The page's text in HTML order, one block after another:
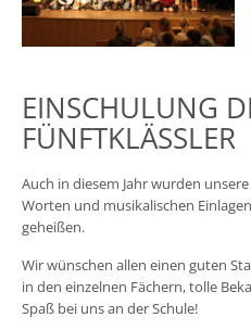
EINSCHULUNG
FÜNFTKLÄSSLER
Auch in diesem Jahr wurden
Worten und musikalischen
geheißen.
Wir wünschen allen einen guten
in den einzelnen Fächern, tolle
Spaß bei uns an der Schule!